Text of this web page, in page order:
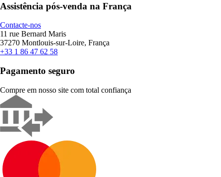
Assistência pós-venda na França
Contacte-nos
11 rue Bernard Maris
37270 Montlouis-sur-Loire, França
+33 1 86 47 62 58
Pagamento seguro
Compre em nosso site com total confiança